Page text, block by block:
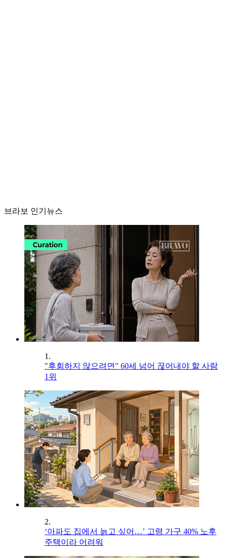
브라보 인기뉴스
1.
"후회하지 않으려면" 60세 넘어 끊어내야 할 사람
1위
2.
‘아파도 집에서 늙고 싶어…’ 고령 가구 40% 노후
주택이라 어려워